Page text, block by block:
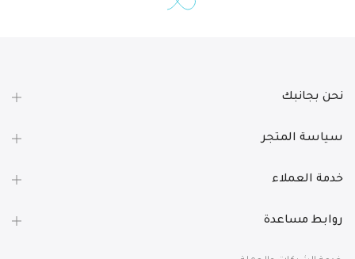
نحن بجانبك
سياسة المتجر
خدمة العملاء
روابط مساعدة